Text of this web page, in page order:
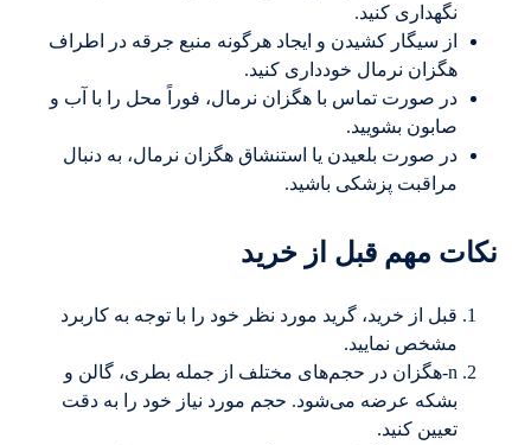
نگهداری کنید.
از سیگار کشیدن و ایجاد هرگونه منبع جرقه در اطراف
هگزان نرمال خودداری کنید.
در صورت تماس با هگزان نرمال، فوراً محل را با آب و
صابون بشویید.
در صورت بلعیدن یا استنشاق هگزان نرمال، به دنبال
مراقبت پزشکی باشید.
نکات مهم قبل از خرید
قبل از خرید، گرید مورد نظر خود را با توجه به کاربرد
مشخص نمایید.
n-هگزان در حجم‌های مختلف از جمله بطری، گالن و
بشکه عرضه می‌شود. حجم مورد نیاز خود را به دقت
تعیین کنید.